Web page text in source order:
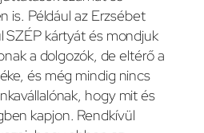
is. Például az Erzsébet
SZÉP kártyát és mondjuk
a dolgozók, de eltérő a
és még mindig nincs
hogy mit és
kapjon. Rendkívül